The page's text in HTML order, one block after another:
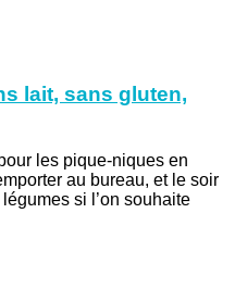
lait, sans gluten,
les pique-niques en
au bureau, et le soir
si l’on souhaite